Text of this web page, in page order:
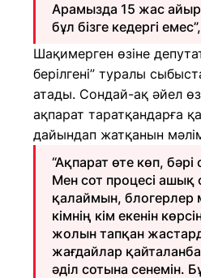
Арамызда 15 жас
бұл бізге кедергі
Шақимерген өзіне
берілгені” туралы
атады. Сондай-ақ әйел
ақпарат таратқандарға
дайындап жатқанын
“Ақпарат өте көп,
Мен сот процесі ашық
қалаймын, блогерлер
кімнің кім екенін
жолын тапқан
жағдайлар
әділ сотына сенемін.